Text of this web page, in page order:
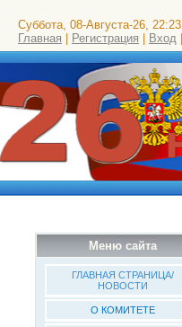
Суббота, 08-Августа-26, 22:23
Главная
Регистрация Вход
Меню сайта
ГЛАВНАЯ СТРАНИЦА/
НОВОСТИ
О КОМИТЕТЕ